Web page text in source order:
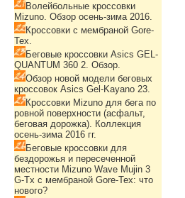
Волейбольные кроссовки
Mizuno. Обзор осень-зима 2016.
Кроссовки с мембраной Gore-
Tex.
Беговые кроссовки Asics GEL-
QUANTUM 360 2. Обзор.
Обзор новой модели беговых
кроссовок Asics Gel-Kayano 23.
Кроссовки Mizuno для бега по
ровной поверхности (асфальт,
беговая дорожка). Коллекция
осень-зима 2016 гг.
Беговые кроссовки для
бездорожья и пересеченной
местности Mizuno Wave Mujin 3
G-Tx с мембраной Gore-Tex: что
нового?